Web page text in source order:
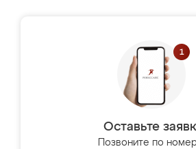
Оставьте
Позвоните по